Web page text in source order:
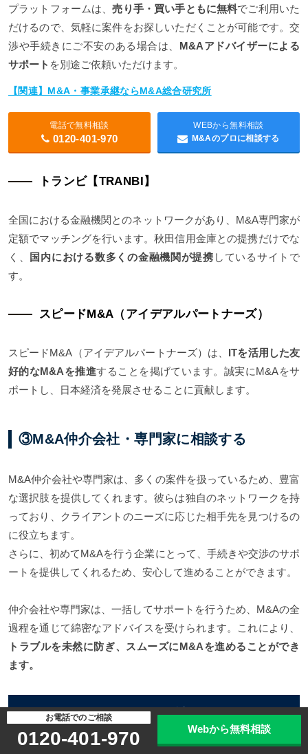
プラットフォームは、売り手・買い手ともに無料でご利用いた
だけるので、気軽に案件をお探しいただくことが可能です。交
渉や手続きにご不安のある場合は、 M&Aアドバイザーによる
サポート を別途ご依頼いただけます。
【関連】M&A・事業承継ならM&A総合研究所
電話で無料相談
0120-401-970
WEBから無料相談
M&Aのプロに相談する
トランビ【TRANBI】
全国における金融機関とのネットワークがあり、M&A専門家が
定額でマッチングを行います。秋田信用金庫との提携だけでな
く、 国内における数多くの金融機関が提携 しているサイトで
す。
スピードM&A（アイデアルパートナーズ）
スピードM&A（アイデアルパートナーズ）は、 ITを活用した友
好的なM&Aを推進することを掲げています。誠実にM&Aをサ
ポートし、日本経済を発展させることに貢献します。
③M&A仲介会社・専門家に相談する
M&A仲介会社や専門家は、多くの案件を扱っているため、豊富
な選択肢を提供してくれます。彼らは独自のネットワークを持
っており、クライアントのニーズに応じた相手先を見つけるの
に役立ちます。
さらに、初めてM&Aを行う企業にとって、手続きや交渉のサポ
ートを提供してくれるため、安心して進めることができます。
仲介会社や専門家は、一括してサポートを行うため、M&Aの全
過程を通じて綿密なアドバイスを受けられます。これにより、
トラブルを未然に防ぎ、スムーズにM&Aを進めることができ
ます。
8. 秋田県でM&A仲介会社を選ぶ5つのポ
イント
お電話でのご相談
0120-401-970 Webから無料相談